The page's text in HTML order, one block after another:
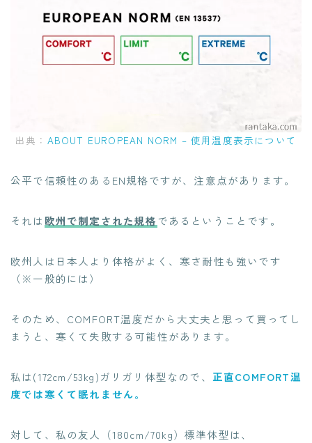
出典： ABOUT EUROPEAN NORM – 使用温度表示について
公平で信頼性のあるEN規格ですが、注意点があります。
それは 欧州で制定された規格であるということです。
欧州人は日本人より体格がよく、寒さ耐性も強いです
（※一般的には）
そのため、COMFORT温度だから大丈夫と思って買ってし
まうと、寒くて失敗する可能性があります。
私は(172cm/53kg)ガリガリ体型なので、 正直COMFORT温
度では寒くて眠れません。
対して、私の友人（180cm/70kg）標準体型は、